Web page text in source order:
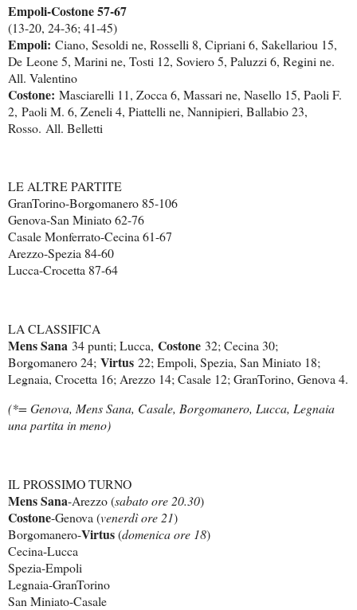
Empoli-Costone 57-67
(13-20, 24-36; 41-45)
Empoli: Ciano, Sesoldi ne, Rosselli 8, Cipriani 6, Sakellariou 15,
De Leone 5, Marini ne, Tosti 12, Soviero 5, Paluzzi 6, Regini ne.
All. Valentino
Costone: Masciarelli 11, Zocca 6, Massari ne, Nasello 15, Paoli F.
2, Paoli M. 6, Zeneli 4, Piattelli ne, Nannipieri, Ballabio 23,
Rosso. All. Belletti
LE ALTRE PARTITE
GranTorino-Borgomanero 85-106
Genova-San Miniato 62-76
Casale Monferrato-Cecina 61-67
Arezzo-Spezia 84-60
Lucca-Crocetta 87-64
LA CLASSIFICA
Mens Sana 34 punti; Lucca, Costone 32; Cecina 30;
Borgomanero 24; Virtus 22; Empoli, Spezia, San Miniato 18;
Legnaia, Crocetta 16; Arezzo 14; Casale 12; GranTorino, Genova 4.
(*= Genova, Mens Sana, Casale, Borgomanero, Lucca, Legnaia
una partita in meno)
IL PROSSIMO TURNO
Mens Sana-Arezzo (sabato ore 20.30)
Costone-Genova (venerdì ore 21)
Borgomanero-Virtus(domenica ore 18)
Cecina-Lucca
Spezia-Empoli
Legnaia-GranTorino
San Miniato-Casale